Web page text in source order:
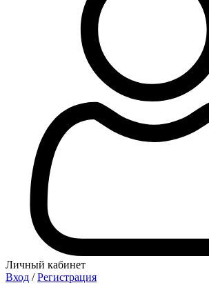
Личный кабинет
Вход / Регистрация